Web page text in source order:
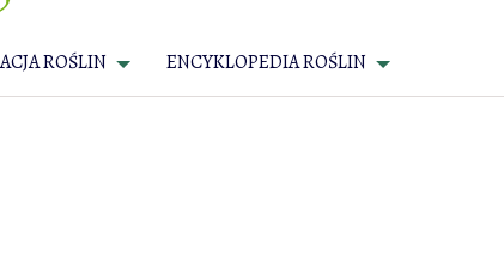
ROŚLIN ENCYKLOPEDIA ROŚLIN